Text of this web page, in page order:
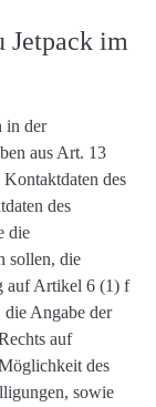
Jetpack im
in der
aus Art. 13
des
des
die
sollen, die
auf Artikel 6 (1) f
Angabe der
auf
des
sowie